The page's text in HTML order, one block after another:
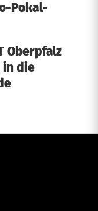
Pokal-
Oberpfalz
in die